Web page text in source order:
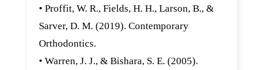
• Proffit, W. R., Fields, H. H., Larson, B., &
Sarver, D. M. (2019). Contemporary
Orthodontics.
• Warren, J. J., & Bishara, S. E. (2005).